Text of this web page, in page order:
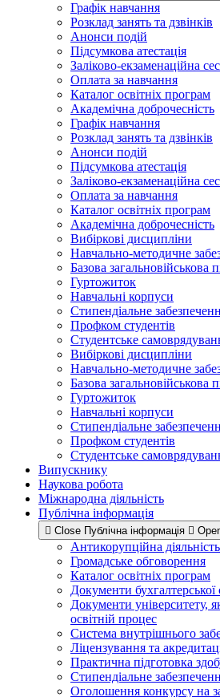
Графік навчання
Розклад занять та дзвінків
Анонси подій
Підсумкова атестація
Заліково-екзаменаційна
Оплата за навчання
Каталог освітніх програм
Академічна доброчесність
Графік навчання
Розклад занять та дзвінків
Анонси подій
Підсумкова атестація
Заліково-екзаменаційна
Оплата за навчання
Каталог освітніх програм
Академічна доброчесність
Вибіркові дисципліни
Навчально-методичне
Базова загальновійськова
Гуртожиток
Навчальні корпуси
Стипендіальне
Профком студентів
Студентське
Вибіркові дисципліни
Навчально-методичне
Базова загальновійськова
Гуртожиток
Навчальні корпуси
Стипендіальне
Профком студентів
Студентське
Випускнику
Наукова робота
Міжнародна діяльність
Публічна інформація
Close Публічна інформація
Антикорупційна діяльність
Громадське обговорення
Каталог освітніх програм
Документи
Документи університету,
освітній процес
Система внутрішнього
Ліцензування та
Практична підготовка
Стипендіальне
Оголошення конкурсу на